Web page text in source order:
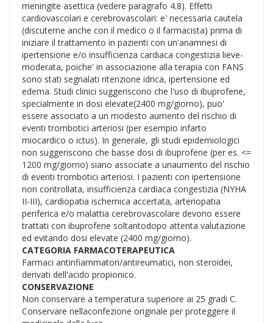
meningite asettica (vedere paragrafo 4.8). Effetti
cardiovascolari e cerebrovascolari: e' necessaria cautela
(discuterne anche con il medico o il farmacista) prima di
iniziare il trattamento in pazienti con un'anamnesi di
ipertensione e/o insufficienza cardiaca congestizia lieve-
moderata, poiche' in associazione alla terapia con FANS
sono stati segnalati ritenzione idrica, ipertensione ed
edema. Studi clinici suggeriscono che l'uso di ibuprofene,
specialmente in dosi elevate(2400 mg/giorno), puo'
essere associato a un modesto aumento del rischio di
eventi trombotici arteriosi (per esempio infarto
miocardico o ictus). In generale, gli studi epidemiologici
non suggeriscono che basse dosi di ibuprofene (per es. <=
1200 mg/giorno) siano associate a unaumento del rischio
di eventi trombotici arteriosi. I pazienti con ipertensione
non controllata, insufficienza cardiaca congestizia (NYHA
II-III), cardiopatia ischemica accertata, arteriopatia
periferica e/o malattia cerebrovascolare devono essere
trattati con ibuprofene soltantodopo attenta valutazione
ed evitando dosi elevate (2400 mg/giorno).
CATEGORIA FARMACOTERAPEUTICA
Farmaci antinfiammatori/antireumatici, non steroidei,
derivati dell'acido propionico.
CONSERVAZIONE
Non conservare a temperatura superiore ai 25 gradi C.
Conservare nellaconfezione originale per proteggere il